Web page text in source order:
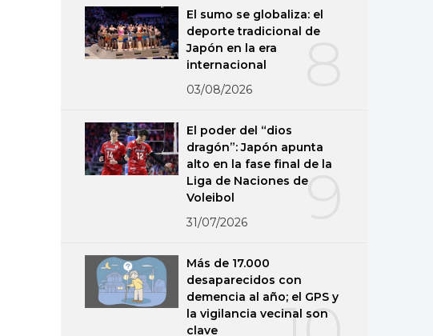
El sumo se globaliza: el
deporte tradicional de
Japón en la era
internacional
03/08/2026
9
El poder del “dios
dragón”: Japón apunta
alto en la fase final de la
Liga de Naciones de
Voleibol
31/07/2026
Más de 17.000
desaparecidos con
demencia al año; el GPS y
la vigilancia vecinal son
clave